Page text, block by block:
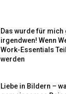
Das wurde für
irgendwen! Wenn
Work-Essentials
werden
Liebe in Bildern –